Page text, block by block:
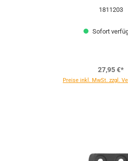
1811203
Sofort
27,95 €*
Preise inkl. MwSt. zzgl.